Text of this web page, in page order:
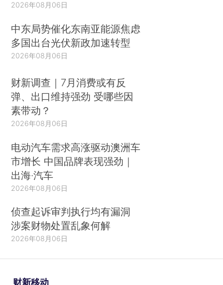
2026年08月06日
中东局势催化东南亚能源焦虑
多国出台光伏新政加速转型
2026年08月06日
财新调查｜7月消费或有反
弹、出口维持强劲 受哪些因
素带动？
2026年08月06日
电动汽车需求高涨驱动澳洲车
市增长 中国品牌表现强劲｜
出海·汽车
2026年08月06日
侦查起诉审判执行均有漏洞
涉案财物处置乱象何解
2026年08月06日
财新移动